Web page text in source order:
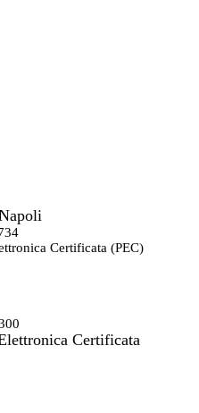
Certificata (PEC)
Certificata